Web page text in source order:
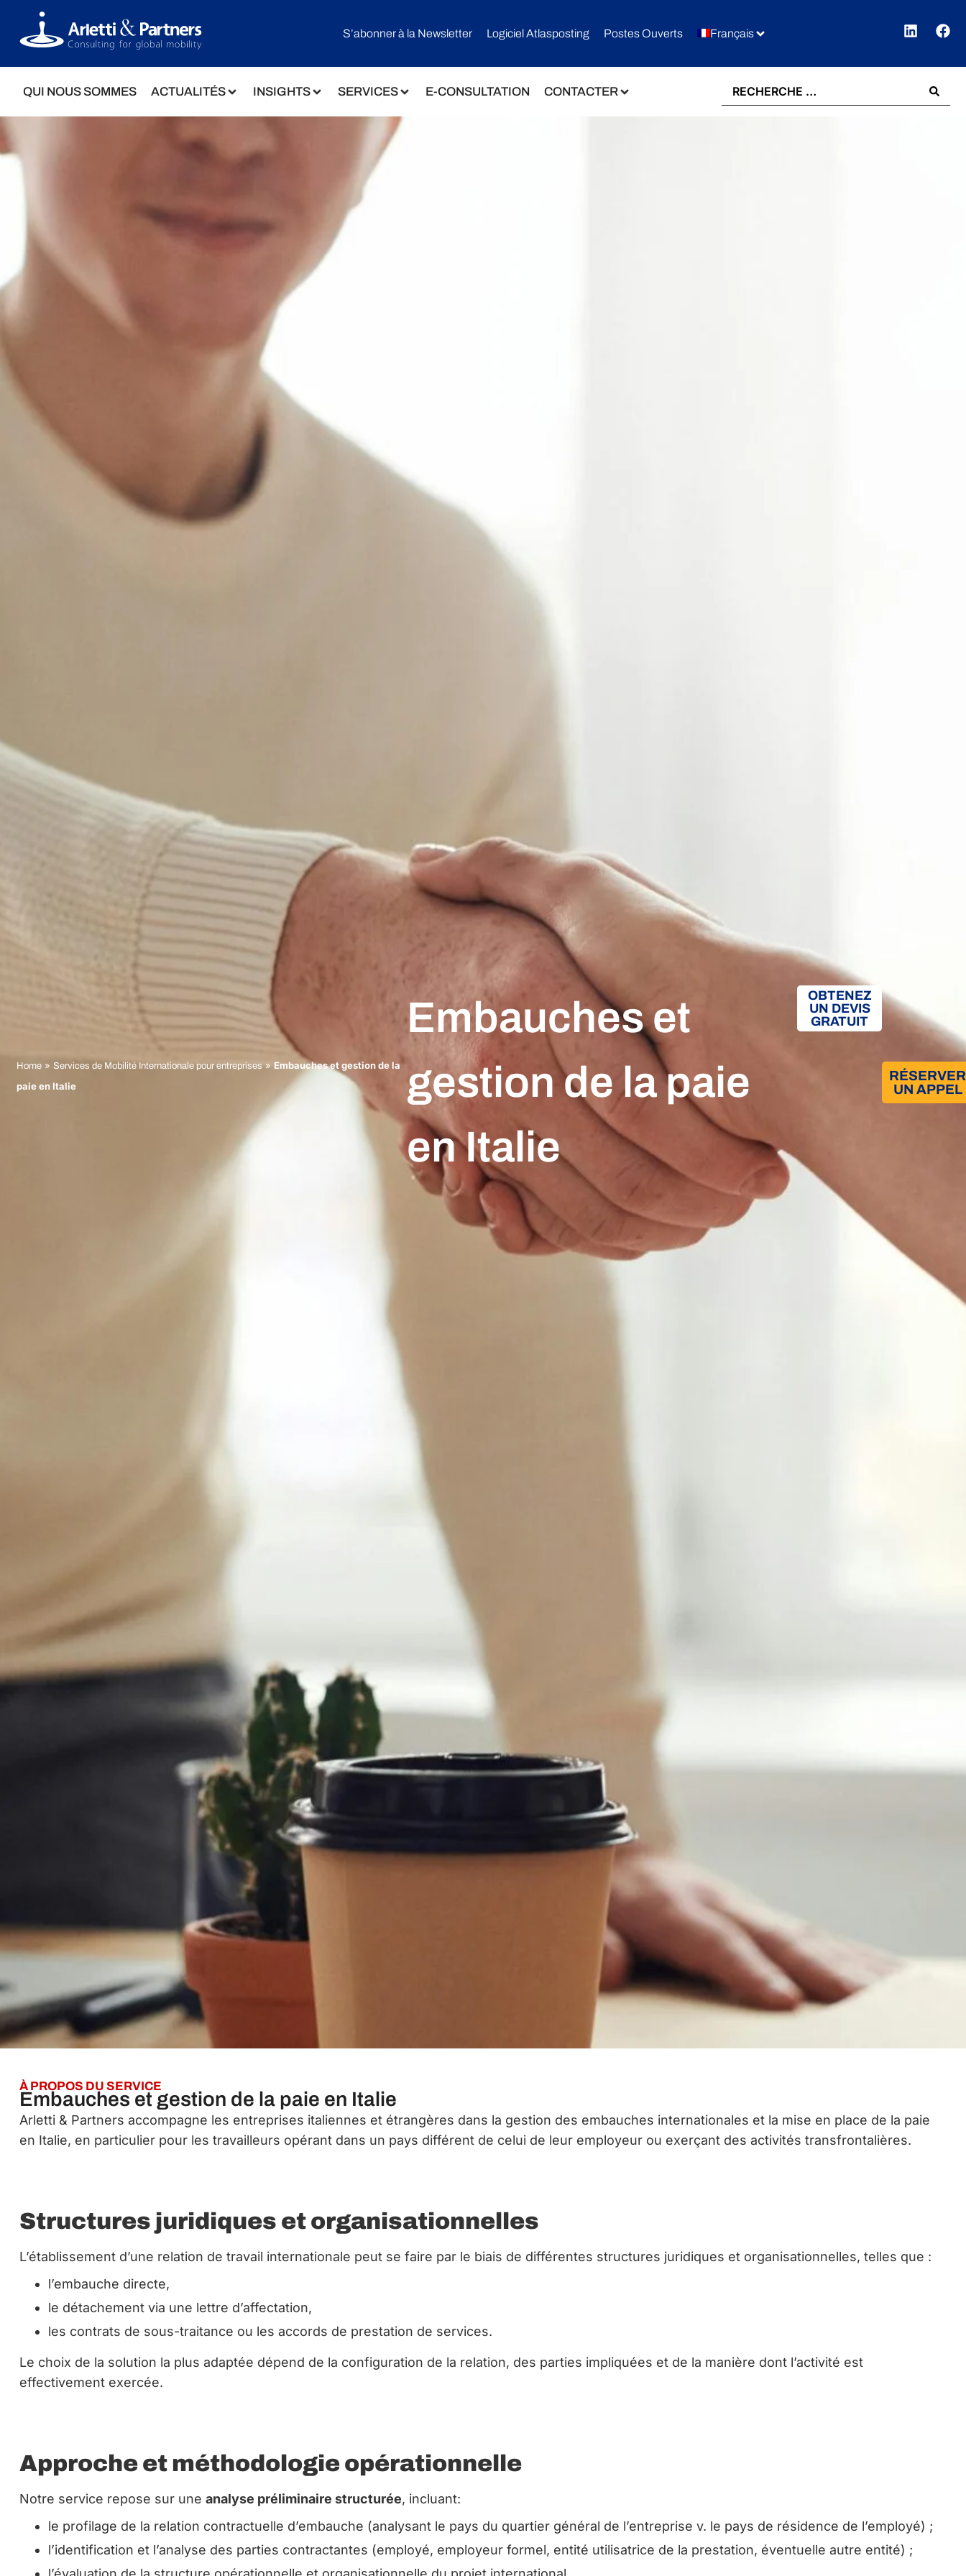
S’abonner à la Newsletter Logiciel Atlasposting Postes Ouverts Français
QUI NOUS SOMMES ACTUALITÉS INSIGHTS SERVICES E-CONSULTATION CONTACTER
Home » Services de Mobilité Internationale pour entreprises » Embauches et gestion de la
paie en Italie
Embauches et
gestion de la paie
en Italie
OBTENEZ
UN DEVIS
GRATUIT
RÉSERVER
UN APPEL
À PROPOS DU SERVICE
Embauches et gestion de la paie en Italie
Arletti & Partners accompagne les entreprises italiennes et étrangères dans la gestion des embauches internationales et la mise en place de la paie
en Italie, en particulier pour les travailleurs opérant dans un pays différent de celui de leur employeur ou exerçant des activités transfrontalières.
Structures juridiques et organisationnelles
L’établissement d’une relation de travail internationale peut se faire par le biais de différentes structures juridiques et organisationnelles, telles que :
l’embauche directe,
le détachement via une lettre d’affectation,
les contrats de sous-traitance ou les accords de prestation de services.
Le choix de la solution la plus adaptée dépend de la configuration de la relation, des parties impliquées et de la manière dont l’activité est
effectivement exercée.
Approche et méthodologie opérationnelle
Notre service repose sur une analyse préliminaire structurée, incluant:
le profilage de la relation contractuelle d’embauche (analysant le pays du quartier général de l’entreprise v. le pays de résidence de l’employé) ;
l’identification et l’analyse des parties contractantes (employé, employeur formel, entité utilisatrice de la prestation, éventuelle autre entité) ;